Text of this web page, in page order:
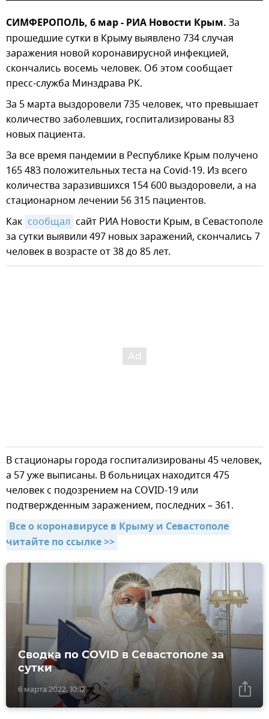
СИМФЕРОПОЛЬ, 6 мар - РИА Новости Крым. За
прошедшие сутки в Крыму выявлено 734 случая
заражения новой коронавирусной инфекцией,
скончались восемь человек. Об этом сообщает
пресс-служба Минздрава РК.
За 5 марта выздоровели 735 человек, что превышает
количество заболевших, госпитализированы 83
новых пациента.
За все время пандемии в Республике Крым получено
165 483 положительных теста на Covid-19. Из всего
количества заразившихся 154 600 выздоровели, а на
стационарном лечении 56 315 пациентов.
Как сообщал сайт РИА Новости Крым, в Севастополе
за сутки выявили 497 новых заражений, скончались 7
человек в возрасте от 38 до 85 лет.
В стационары города госпитализированы 45 человек,
а 57 уже выписаны. В больницах находится 475
человек с подозрением на COVID-19 или
подтвержденным заражением, последних – 361.
Все о коронавирусе в Крыму и Севастополе
читайте по ссылке >>
6 марта 2022, 10:12
Сводка по COVID в Севастополе за
сутки